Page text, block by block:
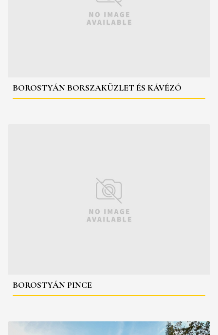
BOROSTYÁN BORSZAKÜZLET ÉS KÁVÉZÓ
BOROSTYÁN PINCE